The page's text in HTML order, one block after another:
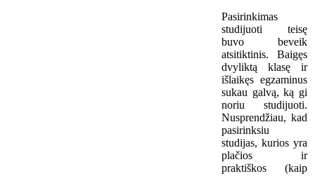
Pasirinkimas
studijuoti teisę
buvo beveik
atsitiktinis. Baigęs
dvyliktą klasę ir
išlaikęs egzaminus
sukau galvą, ką gi
noriu studijuoti.
Nusprendžiau, kad
pasirinksiu
studijas, kurios yra
plačios ir
praktiškos (kaip